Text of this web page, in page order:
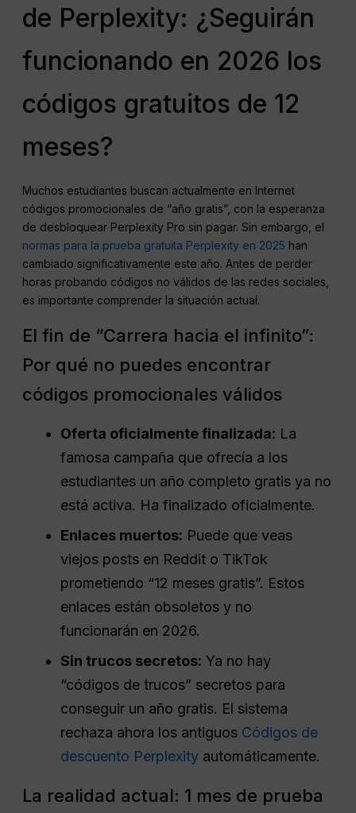
de Perplexity: ¿Seguirán
funcionando en 2026 los
códigos gratuitos de 12
meses?
Muchos estudiantes buscan actualmente en Internet
códigos promocionales de “año gratis”, con la esperanza
de desbloquear Perplexity Pro sin pagar. Sin embargo, el
normas para la prueba gratuita Perplexity en 2025 han
cambiado significativamente este año. Antes de perder
horas probando códigos no válidos de las redes sociales,
es importante comprender la situación actual.
El fin de “Carrera hacia el infinito”:
Por qué no puedes encontrar
códigos promocionales válidos
Oferta oficialmente finalizada: La
famosa campaña que ofrecía a los
estudiantes un año completo gratis ya no
está activa. Ha finalizado oficialmente.
Enlaces muertos: Puede que veas
viejos posts en Reddit o TikTok
prometiendo “12 meses gratis”. Estos
enlaces están obsoletos y no
funcionarán en 2026.
Sin trucos secretos: Ya no hay
“códigos de trucos” secretos para
conseguir un año gratis. El sistema
rechaza ahora los antiguos Códigos de
descuento Perplexity automáticamente.
La realidad actual: 1 mes de prueba